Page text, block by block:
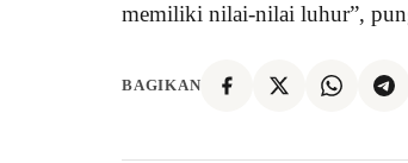
memiliki nilai-nilai luhur”,
BAGIKAN